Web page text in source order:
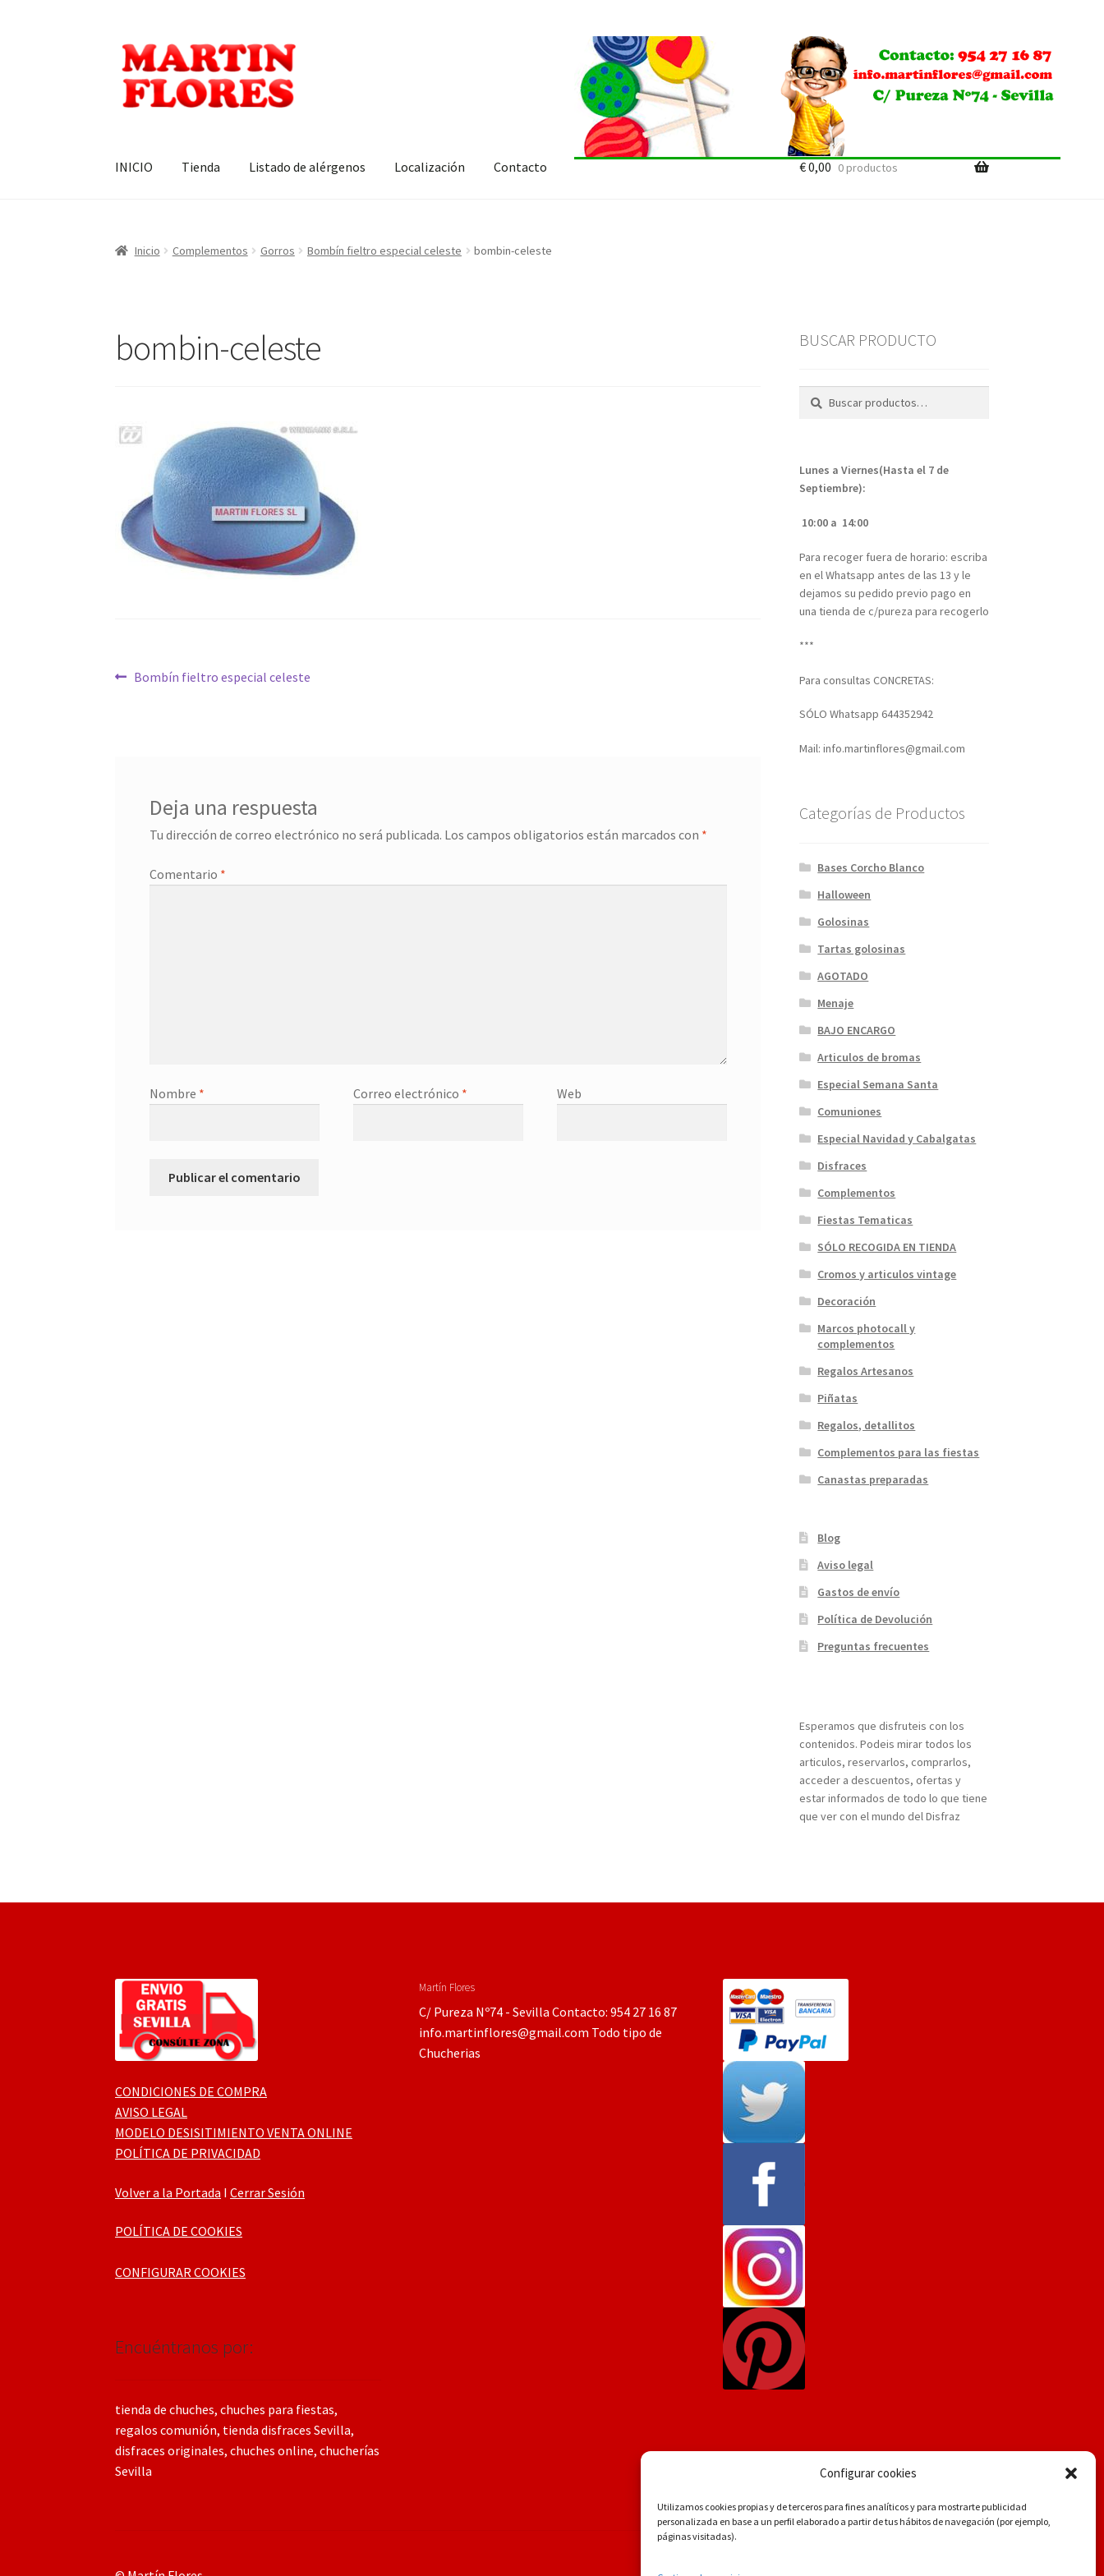
Configurar cookies
Utilizamos cookies propias y de terceros para fines analíticos y para mostrarte publicidad
personalizada en base a un perfil elaborado a partir de tus hábitos de navegación (por ejemplo,
páginas visitadas).
Ir
la
navegación
Ir
al
contenido
INICIO Tienda Listado de alérgenos Localización Contacto €0,00 0 productos
Inicio Complementos Gorros Bombín fieltro especial celeste bombin-celeste
bombin-celeste
Navegación
Anterior:
Bombín fieltro especial celeste
Deja una respuesta
Tu dirección de correo electrónico no será publicada. Los campos obligatorios están marcados con *
Comentario *
Nombre * Correo electrónico * Web
BUSCAR PRODUCTO
Buscar
Buscar
Lunes a Viernes(Hasta el 7 de
Septiembre):
10:00 a 14:00
Para recoger fuera de horario: escriba
en el Whatsapp antes de las 13 y le
dejamos su pedido previo pago en
una tienda de c/pureza para recogerlo
***
Para consultas CONCRETAS:
SÓLO Whatsapp 644352942
Mail: info.martinflores@gmail.com
Categorías de Productos
Bases Corcho Blanco
Halloween
Golosinas
Tartas golosinas
AGOTADO
Menaje
BAJO ENCARGO
Articulos de bromas
Especial Semana Santa
Comuniones
Especial Navidad y Cabalgatas
Disfraces
Complementos
Fiestas Tematicas
SÓLO RECOGIDA EN TIENDA
Cromos y articulos vintage
Decoración
Marcos photocall y
complementos
Regalos Artesanos
Piñatas
Regalos, detallitos
Complementos para las fiestas
Canastas preparadas
Blog
Aviso legal
Gastos de envío
Política de Devolución
Preguntas frecuentes
Esperamos que disfruteis con los
contenidos. Podeis mirar todos los
articulos, reservarlos, comprarlos,
acceder a descuentos, ofertas y
estar informados de todo lo que tiene
que ver con el mundo del Disfraz
CONDICIONES DE COMPRA
AVISO LEGAL
MODELO DESISITIMIENTO VENTA ONLINE
POLÍTICA DE PRIVACIDAD
Volver a la Portada ICerrar Sesión
POLÍTICA DE COOKIES
CONFIGURAR COOKIES
Encuéntranos por:
tienda de chuches, chuches para fiestas,
regalos comunión, tienda disfraces Sevilla,
disfraces originales, chuches online, chucherías
Sevilla
Martín Flores
C/ Pureza Nº74 - Sevilla Contacto: 954 27 16 87
info.martinflores@gmail.com Todo tipo de
Chucherias